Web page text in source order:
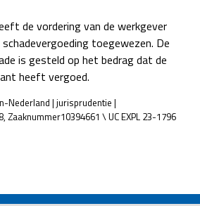
de vordering van de werkgever
toegewezen. De
is gesteld op het bedrag dat de
heeft vergoed.
Nederland | jurisprudentie |
Zaaknummer10394661 \ UC EXPL 23-1796